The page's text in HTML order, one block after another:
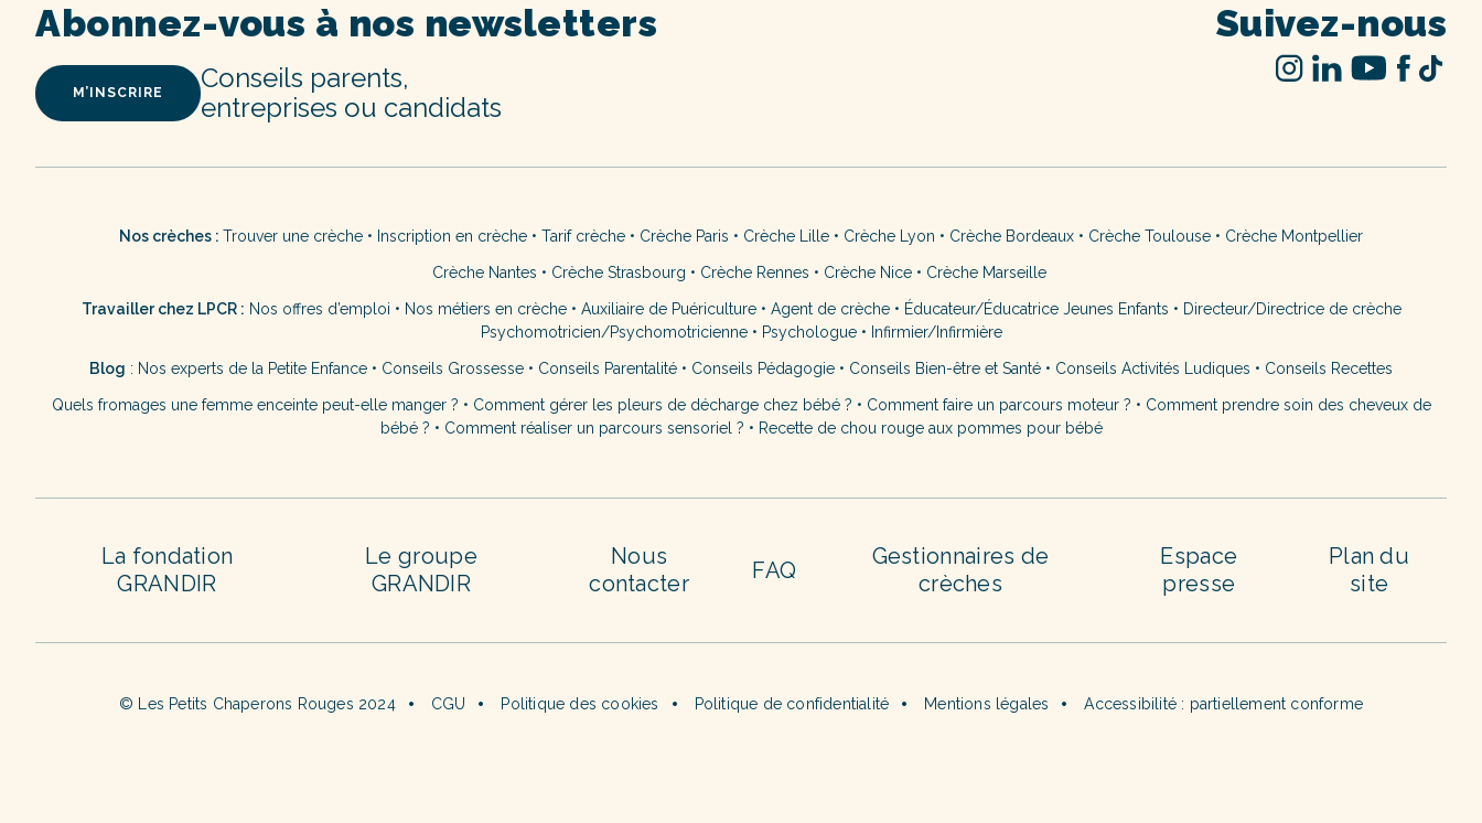
Abonnez-vous à nos newsletters
M’INSCRIRE
Conseils parents,
entreprises ou candidats
Suivez-nous
Nos crèches : Trouver une crèche • Inscription en crèche • Tarif crèche • Crèche Paris • Crèche Lille • Crèche Lyon • Crèche Bordeaux • Crèche Toulouse • Crèche Montpellier
Crèche Nantes • Crèche Strasbourg • Crèche Rennes • Crèche Nice• Crèche Marseille
Travailler chez LPCR : Nos offres d’emploi • Nos métiers en crèche• Auxiliaire de Puériculture• Agent de crèche• Éducateur/Éducatrice Jeunes Enfants • Directeur/Directrice de crèche
Psychomotricien/Psychomotricienne• Psychologue• Infirmier/Infirmière
Blog : Nos experts de la Petite Enfance • Conseils Grossesse • Conseils Parentalité • Conseils Pédagogie • Conseils Bien-être et Santé • Conseils Activités Ludiques • Conseils Recettes
Quels fromages une femme enceinte peut-elle manger ? • Comment gérer les pleurs de décharge chez bébé ? • Comment faire un parcours moteur ? • Comment prendre soin des cheveux de
bébé ? • Comment réaliser un parcours sensoriel ? • Recette de chou rouge aux pommes pour bébé
La fondation
GRANDIR
Le groupe
GRANDIR
Nous
contacter
FAQ
Gestionnaires de
crèches
Espace
presse
Plan du
site
© Les Petits Chaperons Rouges 2024 CGU Politique des cookies Politique de confidentialité Mentions légales Accessibilité : partiellement conforme